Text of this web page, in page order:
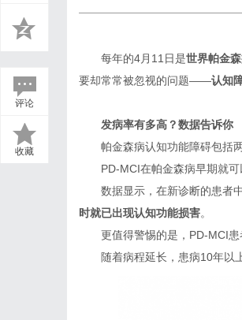
评论
收藏
每年的4月11日是世界帕金森
要却常常被忽视的问题——认知
发病率有多高？数据告诉你
帕金森病认知功能障碍包括
PD-MCI在帕金森病早期就可
数据显示，在新诊断的患者
时就已出现认知功能损害。
更值得警惕的是，PD-MCI
随着病程延长，患病10年以